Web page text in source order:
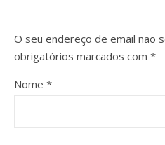
O seu endereço de email não
obrigatórios marcados com *
Nome *